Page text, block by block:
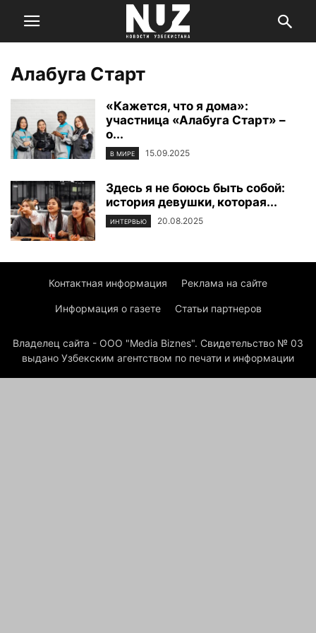
Алабуга Старт
«Кажется, что я дома»:
участница «Алабуга Старт» –
о...
В МИРЕ 15.09.2025
Здесь я не боюсь быть собой:
история девушки, которая...
ИНТЕРВЬЮ 20.08.2025
Контактная информация Реклама на сайте
Информация о газете Статьи партнеров
Владелец сайта - ООО "Media Biznes". Свидетельство № 03
выдано Узбекским агентством по печати и информации